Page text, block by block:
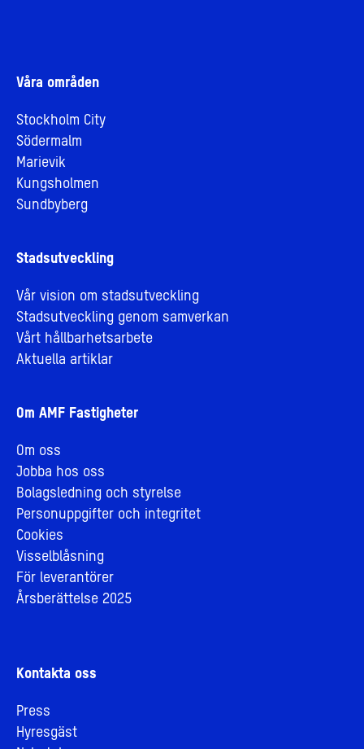
Våra områden
Stockholm City
Södermalm
Marievik
Kungsholmen
Sundbyberg
Stadsutveckling
Vår vision om stadsutveckling
Stadsutveckling genom samverkan
Vårt hållbarhetsarbete
Aktuella artiklar
Om AMF Fastigheter
Om oss
Jobba hos oss
Bolagsledning och styrelse
Personuppgifter och integritet
Cookies
Visselblåsning
För leverantörer
Årsberättelse 2025
Kontakta oss
Press
Hyresgäst